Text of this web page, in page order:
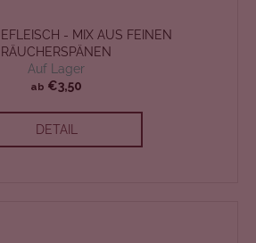
- MIX AUS FEINEN
RÄUCHERSPÄNEN
Auf Lager
ab €3,50
DETAIL